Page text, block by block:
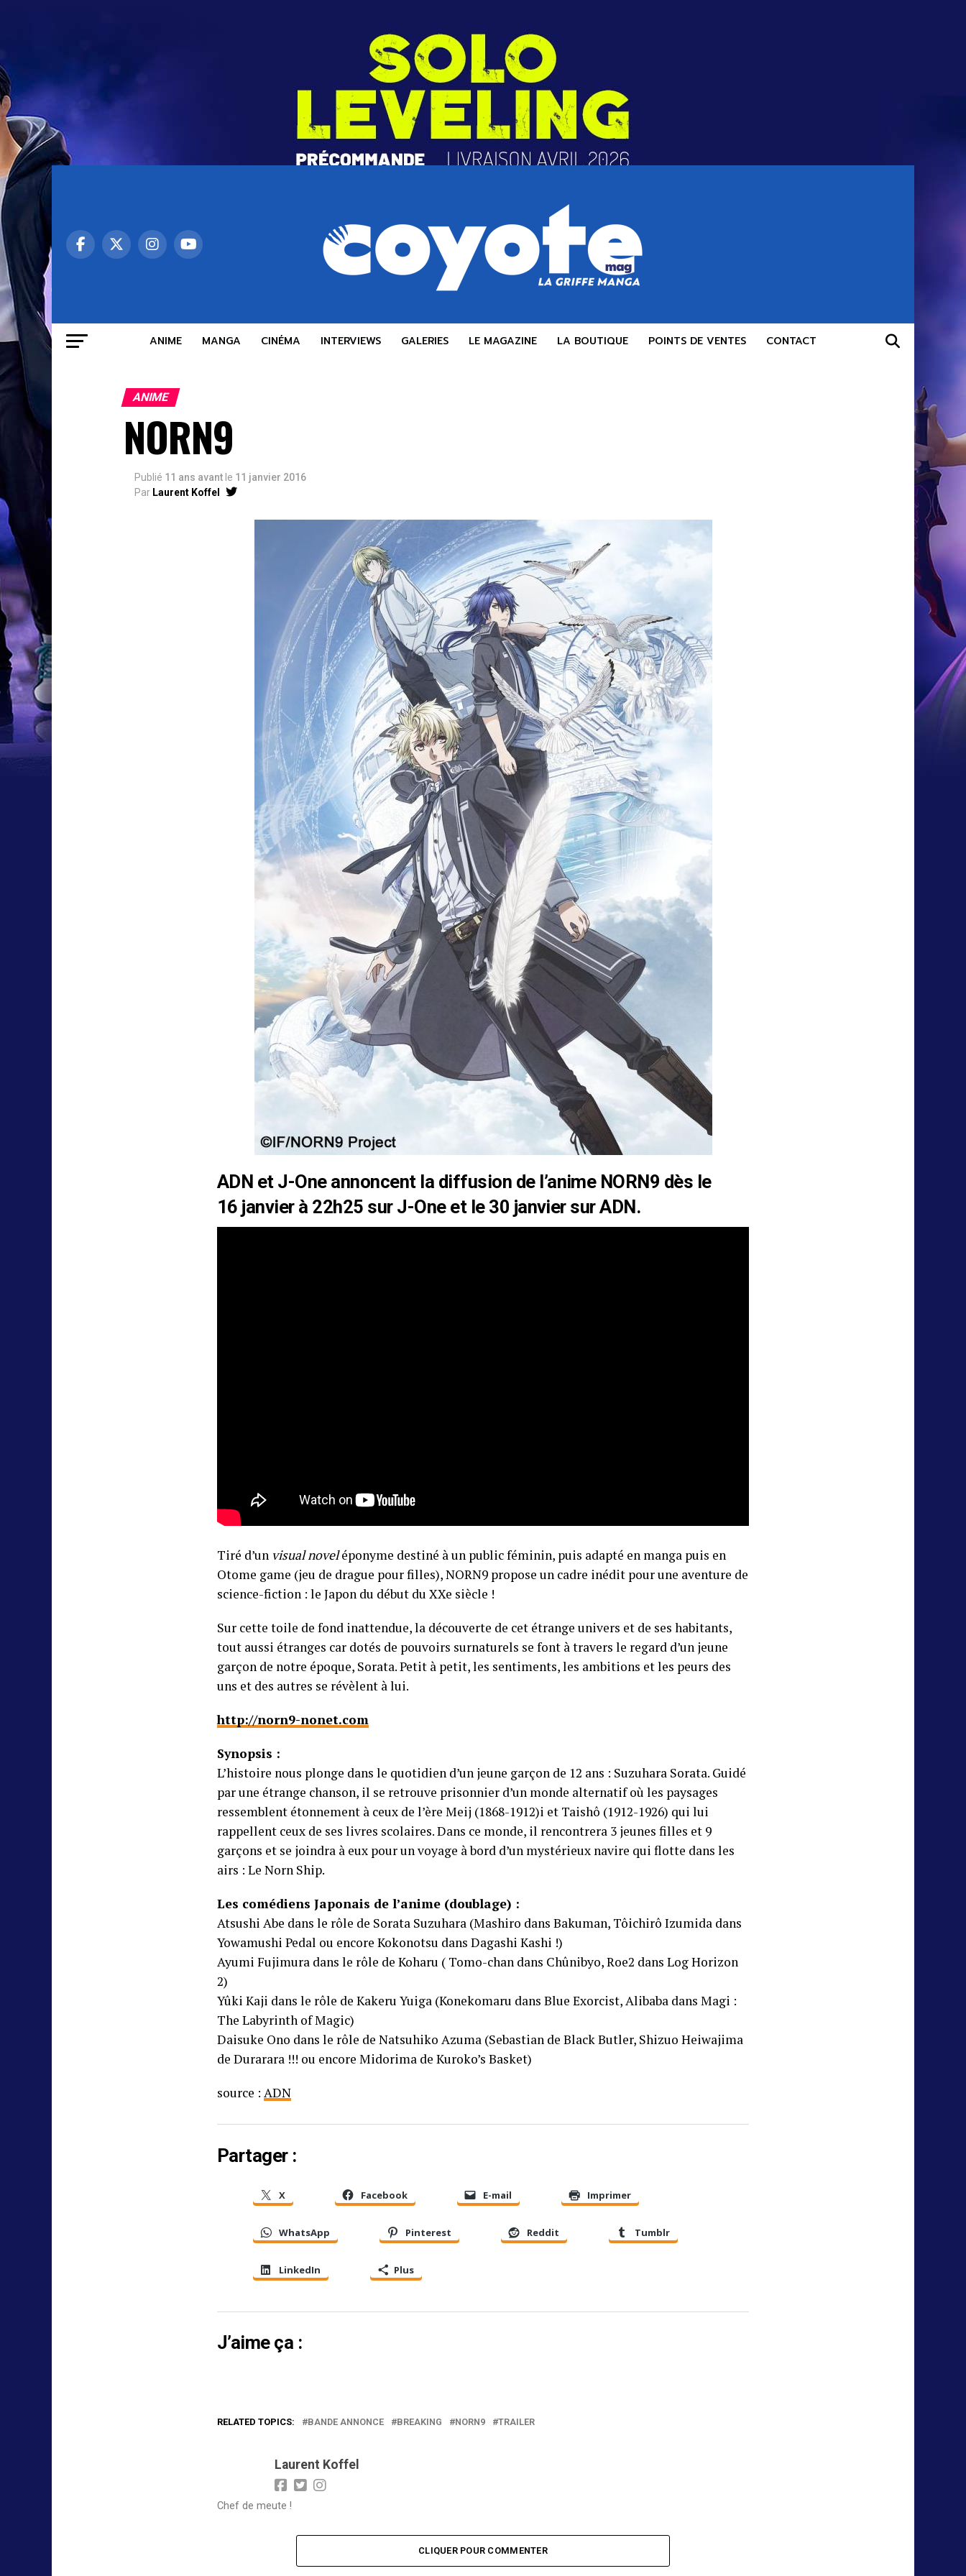
ANIME MANGA CINÉMA INTERVIEWS GALERIES LE MAGAZINE LA BOUTIQUE POINTS DE VENTES CONTACT
ANIME
NORN9
Publié 11 ans avant le 11 janvier 2016
Par Laurent Koffel
ADN et J-One annoncent la diffusion de l’anime NORN9 dès le
16 janvier à 22h25 sur J-One et le 30 janvier sur ADN.
Tiré d’un visual noveléponyme destiné à un public féminin, puis adapté en manga puis en
Otome game (jeu de drague pour filles), NORN9 propose un cadre inédit pour une aventure de
science-fiction : le Japon du début du XXe siècle !
Sur cette toile de fond inattendue, la découverte de cet étrange univers et de ses habitants,
tout aussi étranges car dotés de pouvoirs surnaturels se font à travers le regard d’un jeune
garçon de notre époque, Sorata. Petit à petit, les sentiments, les ambitions et les peurs des
uns et des autres se révèlent à lui.
http://norn9-nonet.com
Synopsis :
L’histoire nous plonge dans le quotidien d’un jeune garçon de 12 ans : Suzuhara Sorata. Guidé
par une étrange chanson, il se retrouve prisonnier d’un monde alternatif où les paysages
ressemblent étonnement à ceux de l’ère Meij (1868-1912)i et Taishô (1912-1926) qui lui
rappellent ceux de ses livres scolaires. Dans ce monde, il rencontrera 3 jeunes filles et 9
garçons et se joindra à eux pour un voyage à bord d’un mystérieux navire qui flotte dans les
airs : Le Norn Ship.
Les comédiens Japonais de l’anime (doublage) :
Atsushi Abe dans le rôle de Sorata Suzuhara (Mashiro dans Bakuman, Tôichirô Izumida dans
Yowamushi Pedal ou encore Kokonotsu dans Dagashi Kashi !)
Ayumi Fujimura dans le rôle de Koharu ( Tomo-chan dans Chûnibyo, Roe2 dans Log Horizon
2)
Yûki Kaji dans le rôle de Kakeru Yuiga (Konekomaru dans Blue Exorcist, Alibaba dans Magi :
The Labyrinth of Magic)
Daisuke Ono dans le rôle de Natsuhiko Azuma (Sebastian de Black Butler, Shizuo Heiwajima
de Durarara !!! ou encore Midorima de Kuroko’s Basket)
source : ADN
Partager :
X Facebook E-mail Imprimer
WhatsApp Pinterest Reddit Tumblr
LinkedIn Plus
J’aime ça :
RELATED TOPICS: BANDE ANNONCE BREAKING NORN9 TRAILER
Laurent Koffel
Chef de meute !
CLIQUER POUR COMMENTER